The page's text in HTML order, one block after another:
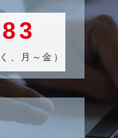
、月～金）